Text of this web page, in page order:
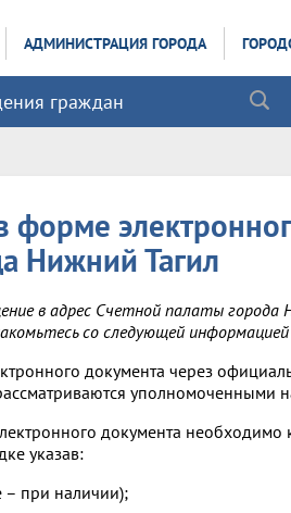
АДМИНИСТРАЦИЯ ГОРОДА
граждан
форме
Нижний Тагил
в адрес Счетной палаты города
со следующей информацией
документа через
уполномоченными
документа необходимо
указав:
– при наличии);